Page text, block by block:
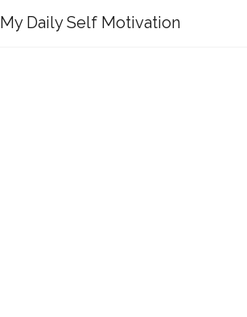
My Daily Self Motivation